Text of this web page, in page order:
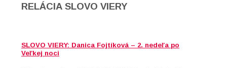
RELÁCIA SLOVO VIERY
SLOVO VIERY: Danica Fojtíková – 2. nedeľa po
Veľkej noci